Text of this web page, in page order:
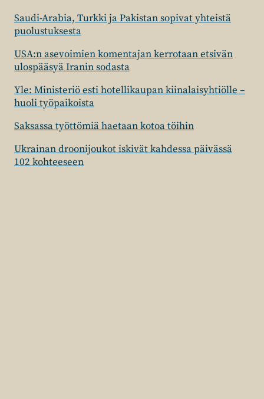
Saudi-Arabia, Turkki ja Pakistan sopivat yhteistä
puolustuksesta
USA:n asevoimien komentajan kerrotaan etsivän
ulospääsyä Iranin sodasta
Yle: Ministeriö esti hotellikaupan kiinalaisyhtiölle –
huoli työpaikoista
Saksassa työttömiä haetaan kotoa töihin
Ukrainan droonijoukot iskivät kahdessa päivässä
102 kohteeseen